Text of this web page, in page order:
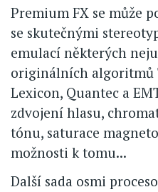
Premium FX se může
se skutečnými
emulací některých
originálních algoritmů
Lexicon, Quantec a
zdvojení hlasu,
tónu, saturace
možnosti k tomu...
Další sada osmi